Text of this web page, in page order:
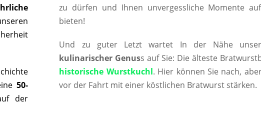
50-
der
zu dürfen und Ihnen unvergessliche Momente
bieten!
Und zu guter Letzt wartet In der Nähe
kulinarischer Genuss auf Sie: Die älteste
historische Wurstkuchl. Hier können Sie nach,
vor der Fahrt mit einer köstlichen Bratwurst stärken.